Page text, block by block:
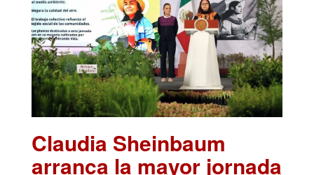
Claudia Sheinbaum
arranca la mayor jornada